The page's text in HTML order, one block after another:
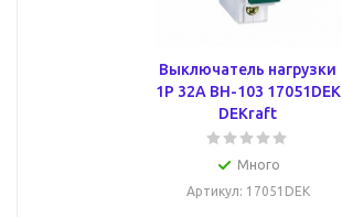
Выключатель нагрузки
1Р 32А ВН-103 17051DEK
DEKraft
Много
Артикул: 17051DEK